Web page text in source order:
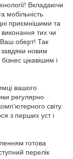
Вкладаючи
мобільність
приємнішими та
тих чи
Ваш оберт! Так
новим
цікавішим і
вашого
регулярно
світу.
з перших уст і
готова
перелік